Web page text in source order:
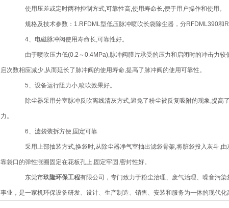
使用压差或定时两种控制方式,可靠性高,使用寿命长,便于用户操作和使用。
规格及技术参数：1.RFDML型低压脉冲喷吹长袋除尘器，分RFDML390和
4、电磁脉冲阀使用寿命长,可靠性好。
由于喷吹压力低(0.2～0.4MPa),脉冲阀膜片承受的压力和启闭时的冲击力较
启次数相应减少,从而延长了脉冲阀的使用寿命,提高了脉冲阀的使用可靠性。
5、设备运行阻力小,喷吹效果好。
除尘器采用分室脉冲反吹离线清灰方式,避免了粉尘被反复吸附的现象,提高
力。
6、滤袋装拆方便,固定可靠
采用上部抽装方式,换袋时,从除尘器净气室抽出滤袋骨架,将脏袋投入灰斗,由
靠袋口的弹性涨圈固定在花板孔上,固定牢固,密封性好。
东莞市玖隆环保工程有限公司，专门致力于粉尘治理、废气治理、噪音污
事业，是一家机环保设备研发、设计、生产制造、销售、安装和服务为一体的现代化